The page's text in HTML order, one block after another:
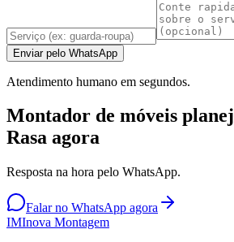
Enviar pelo WhatsApp
Atendimento humano em segundos.
Montador de móveis
Rasa agora
Resposta na hora pelo WhatsApp.
Falar no WhatsApp agora
IMInova Montagem